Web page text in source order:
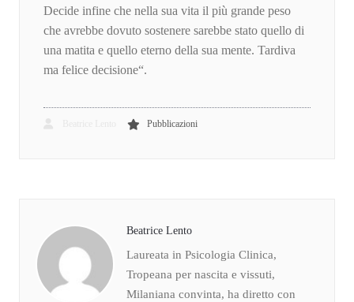
Decide infine che nella sua vita il più grande peso
che avrebbe dovuto sostenere sarebbe stato quello di
una matita e quello eterno della sua mente. Tardiva
ma felice decisione“.
Pubblicazioni
Beatrice Lento
Laureata in Psicologia Clinica,
Tropeana per nascita e vissuti,
Milaniana convinta, ha diretto con